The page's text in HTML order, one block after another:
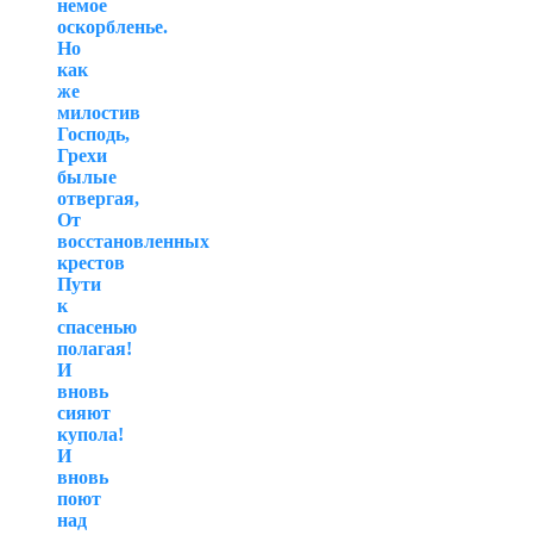
немое
оскорбленье.
Но
как
же
милостив
Господь,
Грехи
былые
отвергая,
От
восстановленных
крестов
Пути
к
спасенью
полагая!
И
вновь
сияют
купола!
И
вновь
поют
над